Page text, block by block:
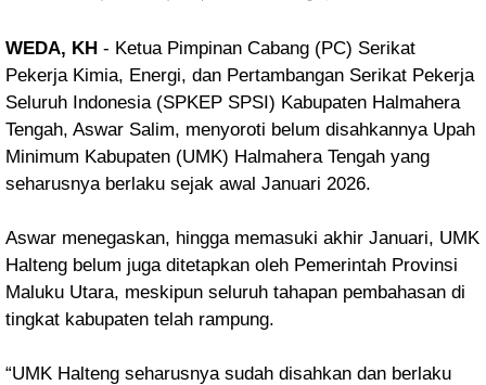
WEDA, KH - Ketua Pimpinan Cabang (PC) Serikat
Pekerja Kimia, Energi, dan Pertambangan Serikat Pekerja
Seluruh Indonesia (SPKEP SPSI) Kabupaten Halmahera
Tengah, Aswar Salim, menyoroti belum disahkannya Upah
Minimum Kabupaten (UMK) Halmahera Tengah yang
seharusnya berlaku sejak awal Januari 2026.
Aswar menegaskan, hingga memasuki akhir Januari, UMK
Halteng belum juga ditetapkan oleh Pemerintah Provinsi
Maluku Utara, meskipun seluruh tahapan pembahasan di
tingkat kabupaten telah rampung.
“UMK Halteng seharusnya sudah disahkan dan berlaku